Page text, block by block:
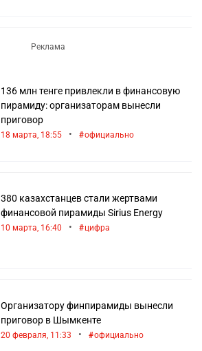
136 млн тенге привлекли в финансовую
пирамиду: организаторам вынесли
приговор
18 марта, 18:55 • официально
380 казахстанцев стали жертвами
финансовой пирамиды Sirius Energy
10 марта, 16:40 • цифра
Организатору финпирамиды вынесли
приговор в Шымкенте
20 февраля, 11:33 • официально